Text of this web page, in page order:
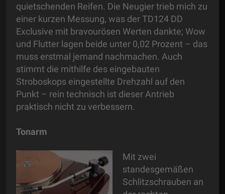
quietschenden Reifen. Die Neugier trieb mich zu
einer kurzen Messung, was der TD124 DD
Exclusive mit bravourösen Werten dankte; Wow
und Flutter lagen beide unter 0,02 Prozent – das
muss erstmal jemand nachmachen. Auch
stimmt die mithilfe des eingebauten
Stroboskops eingestellte Drehzahl auf den
Punkt – rein technisch ist dieser Antrieb
praktisch nicht zu verbessern.
Tonarm
Mit zwei
standesgemäßen
Schlitzschrauben an